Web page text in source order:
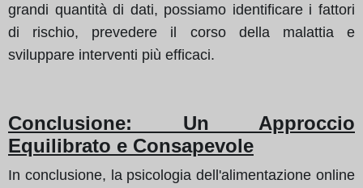
grandi quantità di dati, possiamo identificare i fattori
di rischio, prevedere il corso della malattia e
sviluppare interventi più efficaci.
Conclusione: Un Approccio
Equilibrato e Consapevole
In conclusione, la psicologia dell'alimentazione online